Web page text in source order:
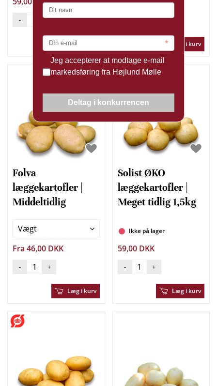
- +
Læg i kurv
- +
Læg i kurv
Folva
læggekartofler |
Middeltidlig
Vægt
Fra 46,00 DKK
- +
Læg i kurv
Solist ØKO
læggekartofler |
Meget tidlig 1,5kg
Ikke på lager
59,00 DKK
- +
Læg i kurv